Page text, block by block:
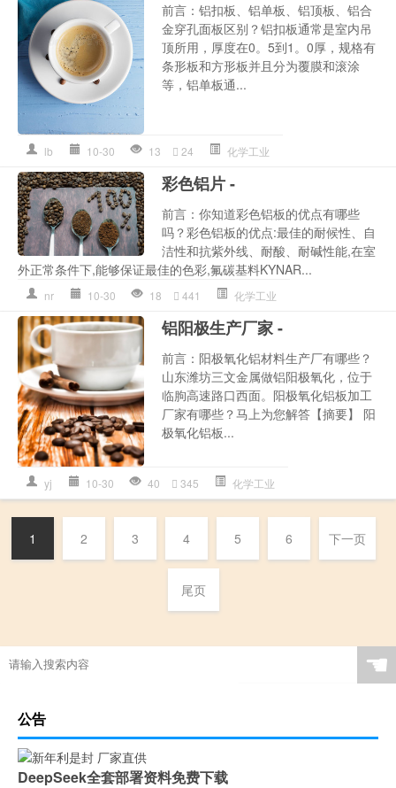
前言：铝扣板、铝单板、铝顶板、铝合
金穿孔面板区别？铝扣板通常是室内吊
顶所用，厚度在0。5到1。0厚，规格有
条形板和方形板并且分为覆膜和滚涂
等，铝单板通...
lb 10-30 13 24 化学工业
彩色铝片 -
前言：你知道彩色铝板的优点有哪些
吗？彩色铝板的优点:最佳的耐候性、自
洁性和抗紫外线、耐酸、耐碱性能,在室
外正常条件下,能够保证最佳的色彩,氟碳基料KYNAR...
nr 10-30 18 441 化学工业
铝阳极生产厂家 -
前言：阳极氧化铝材料生产厂有哪些？
山东潍坊三文金属做铝阳极氧化，位于
临朐高速路口西面。阳极氧化铝板加工
厂家有哪些？马上为您解答【摘要】 阳
极氧化铝板...
yj 10-30 40 345 化学工业
1 2 3 4 5 6 下一页
尾页
☚
公告
DeepSeek全套部署资料免费下载